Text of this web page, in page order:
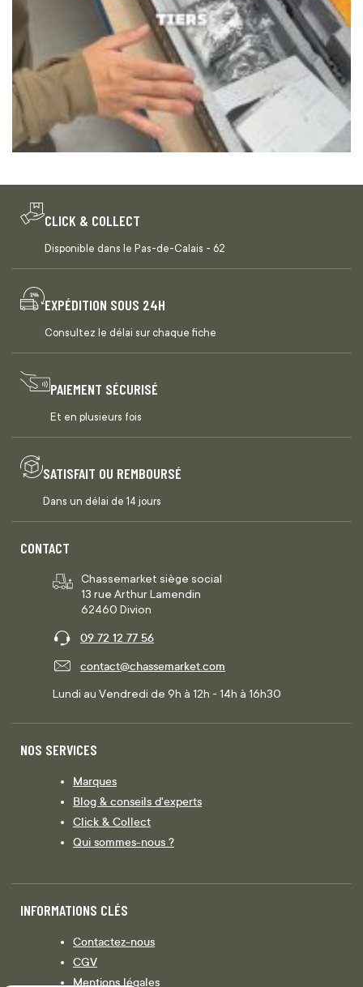
CLICK & COLLECT
Disponible dans le Pas-de-Calais - 62
EXPÉDITION SOUS 24H
Consultez le délai sur chaque fiche
PAIEMENT SÉCURISÉ
Et en plusieurs fois
SATISFAIT OU REMBOURSÉ
Dans un délai de 14 jours
CONTACT
Chassemarket siège social
13 rue Arthur Lamendin
62460 Divion
09 72 12 77 56
contact@chassemarket.com
Lundi au Vendredi de 9h à 12h - 14h à 16h30
NOS SERVICES
Marques
Blog & conseils d'experts
Click & Collect
Qui sommes-nous ?
INFORMATIONS CLÉS
Contactez-nous
CGV
Mentions légales